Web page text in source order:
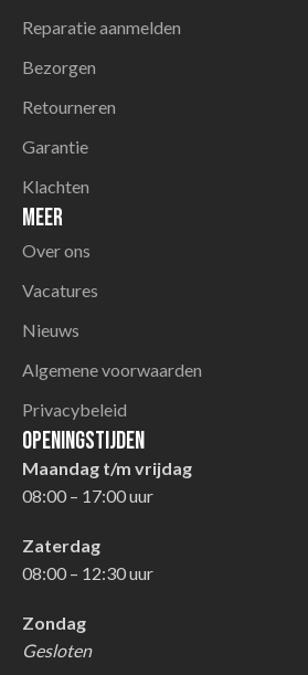
Reparatie aanmelden
Bezorgen
Retourneren
Garantie
Klachten
Meer
Over ons
Vacatures
Nieuws
Algemene voorwaarden
Privacybeleid
Openingstijden
Maandag t/m vrijdag
08:00 – 17:00 uur
Zaterdag
08:00 – 12:30 uur
Zondag
Gesloten